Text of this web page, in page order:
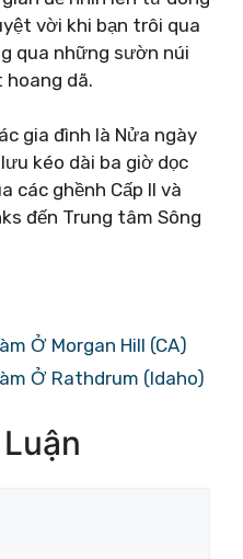
vời khi bạn trôi qua
qua những sườn núi
hoang dã.
gia đình là Nửa ngày
kéo dài ba giờ dọc
các ghềnh Cấp II và
đến Trung tâm Sông
Ở Morgan Hill (CA)
Ở Rathdrum (Idaho)